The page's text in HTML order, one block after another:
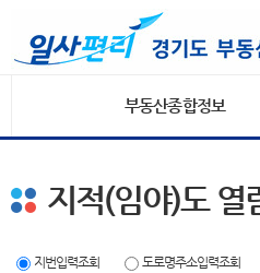
부동산종합정보
지적(임야)도 열
지번입력조회 도로명주소입력조회